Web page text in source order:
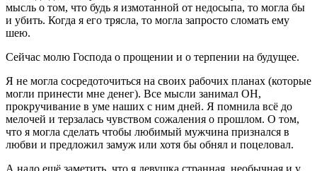
мысль о том, что будь я измотанной от недосыпа, то могла бы
и убить. Когда я его трясла, то могла запросто сломать ему
шею.
Сейчас молю Господа о прощении и о терпении на будущее.
Я не могла сосредоточиться на своих рабочих планах (которые
могли принести мне денег). Все мысли занимал ОН,
прокручивание в уме наших с ним дней. Я помнила всё до
мелочей и терзалась чувством сожаления о прошлом. О том,
что я могла сделать чтобы любимый мужчина признался в
любви и предложил замуж или хотя бы обнял и поцеловал.
А надо ещё заметить, что я девушка странная, необычная и у